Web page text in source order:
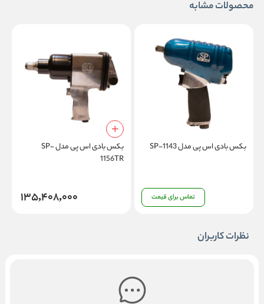
محصولات مشابه
بکس بادی اس پی مدل SP-1143
تماس برای قیمت
بکس بادی اس پی مدل SP-
1156TR
135,408,000
نظرات کاربران